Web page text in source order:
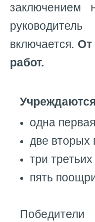
заключением
включается. От
работ.
одна
две вторых
три
пять